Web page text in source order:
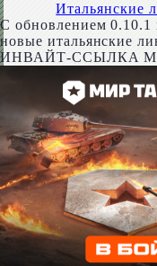
Итальянские
С обновлением 0.10.1
новые итальянские
ИНВАЙТ-ССЫЛКА